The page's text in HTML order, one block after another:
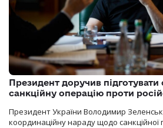
Президент доручив підготувати
санкційну операцію проти
Президент України Володимир
координаційну нараду щодо санкційної